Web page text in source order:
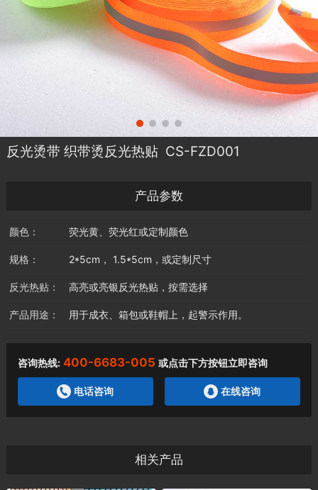
反光烫带 织带烫反光热贴 CS-FZD001
产品参数
颜色： 荧光黄、荧光红或定制颜色
规格： 2*5cm， 1.5*5cm，或定制尺寸
反光热贴： 高亮或亮银反光热贴，按需选择
产品用途： 用于成衣、箱包或鞋帽上，起警示作用。
咨询热线: 400-6683-005 或点击下方按钮立即咨询
电话咨询 在线咨询
相关产品